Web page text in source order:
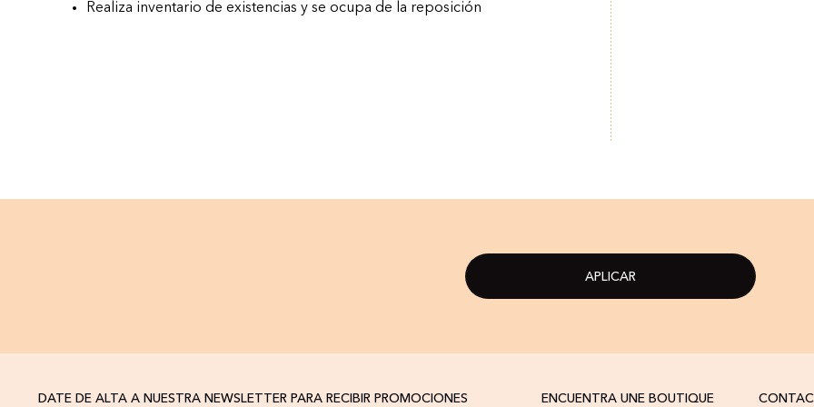
Realiza inventario de existencias y se ocupa de la reposición
APLICAR
DATE DE ALTA A NUESTRA NEWSLETTER PARA RECIBIR PROMOCIONES ENCUENTRA UNE BOUTIQUE